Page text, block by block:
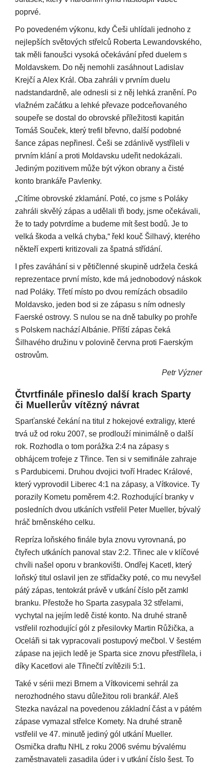
poprvé.
Po povedeném výkonu, kdy Češi uhlídali jednoho z
nejlepších světových střelců Roberta Lewandovského,
tak měli fanoušci vysoká očekávání před duelem s
Moldavskem. Do něj nemohli zasáhnout Ladislav
Krejčí a Alex Král. Oba zahráli v prvním duelu
nadstandardně, ale odnesli si z něj lehká zranění. Po
vlažném začátku a lehké převaze podceňovaného
soupeře se dostal do obrovské příležitosti kapitán
Tomáš Souček, který trefil břevno, další podobné
šance zápas nepřinesl. Češi se zdánlivě vystříleli v
prvním klání a proti Moldavsku udeřit nedokázali.
Jediným pozitivem může být výkon obrany a čisté
konto brankáře Pavlenky.
„Cítíme obrovské zklamání. Poté, co jsme s Poláky
zahráli skvělý zápas a udělali tři body, jsme očekávali,
že to tady potvrdíme a budeme mít šest bodů. Je to
velká škoda a velká chyba,“ řekl kouč Šilhavý, kterého
někteří experti kritizovali za špatná střídání.
I přes zaváhání si v pětičlenné skupině udržela česká
reprezentace první místo, kde má jednobodový náskok
nad Poláky. Třetí místo po dvou remízách obsadilo
Moldavsko, jeden bod si ze zápasu s ním odnesly
Faerské ostrovy. S nulou se na dně tabulky po prohře
s Polskem nachází Albánie. Příští zápas čeká
Šilhavého družinu v polovině června proti Faerským
ostrovům.
Petr Význer
Čtvrtfinále přineslo další krach Sparty
či Muellerův vítězný návrat
Sparťanské čekání na titul z hokejové extraligy, které
trvá už od roku 2007, se prodlouží minimálně o další
rok. Rozhodla o tom porážka 2:4 na zápasy s
obhájcem trofeje z Třince. Ten si v semifinále zahraje
s Pardubicemi. Druhou dvojici tvoří Hradec Králové,
který vyprovodil Liberec 4:1 na zápasy, a Vítkovice. Ty
porazily Kometu poměrem 4:2. Rozhodující branky v
posledních dvou utkáních vstřelil Peter Mueller, bývalý
hráč brněnského celku.
Repríza loňského finále byla znovu vyrovnaná, po
čtyřech utkáních panoval stav 2:2. Třinec ale v klíčové
chvíli našel oporu v brankovišti. Ondřej Kacetl, který
loňský titul oslavil jen ze střídačky poté, co mu nevyšel
pátý zápas, tentokrát právě v utkání číslo pět zamkl
branku. Přestože ho Sparta zasypala 32 střelami,
vychytal na jejím ledě čisté konto. Na druhé straně
vstřelil rozhodující gól z přesilovky Martin Růžička, a
Oceláři si tak vypracovali postupový mečbol. V šestém
zápase na jejich ledě je Sparta sice znovu přestřílela, i
díky Kacetlovi ale Třinečtí zvítězili 5:1.
Také v sérii mezi Brnem a Vítkovicemi sehrál za
nerozhodného stavu důležitou roli brankář. Aleš
Stezka navázal na povedenou základní část a v pátém
zápase vymazal střelce Komety. Na druhé straně
vstřelil ve 47. minutě jediný gól utkání Mueller.
Osmička draftu NHL z roku 2006 svému bývalému
zaměstnavateli zasadila úder i v utkání číslo šest. To